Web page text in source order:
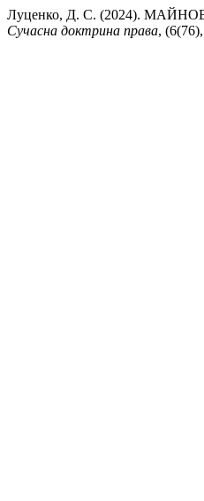
Луценко, Д. С. (2024).
Сучасна доктрина права,